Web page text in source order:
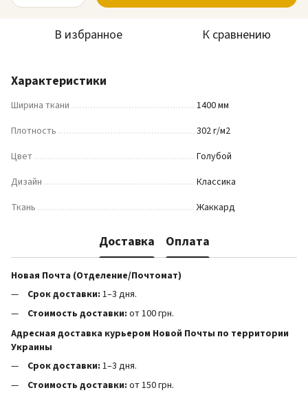
В избранное К сравнению
Характеристики
Ширина ткани
1400 мм
Плотность
302 г/м2
Цвет
Голубой
Дизайн
Классика
Ткань
Жаккард
Доставка Оплата
Новая Почта (Отделение/Почтомат)
Срок доставки: 1–3 дня.
Стоимость доставки: от 100 грн.
Адресная доставка курьером Новой Почты по территории
Украины
Срок доставки: 1–3 дня.
Стоимость доставки: от 150 грн.